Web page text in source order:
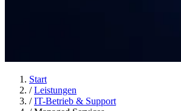
Start
/ Leistungen
/ IT-Betrieb & Support